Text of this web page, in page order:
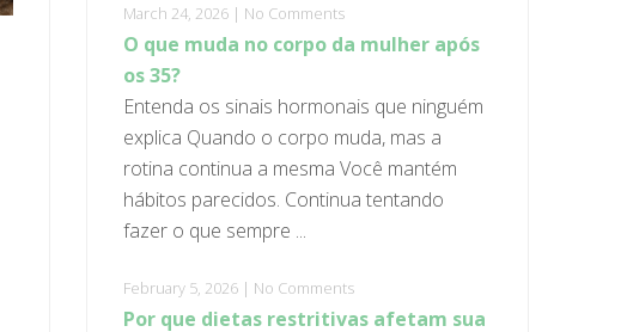
March 24, 2026 | No Comments
O que muda no corpo da mulher após
os 35?
Entenda os sinais hormonais que ninguém
explica Quando o corpo muda, mas a
rotina continua a mesma Você mantém
hábitos parecidos. Continua tentando
fazer o que sempre ...
February 5, 2026 | No Comments
Por que dietas restritivas afetam sua